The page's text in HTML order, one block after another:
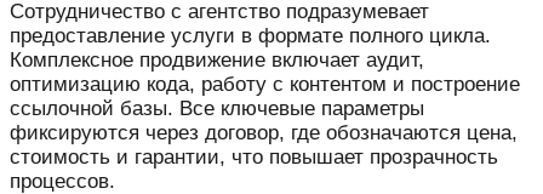
Сотрудничество с агентство подразумевает
предоставление услуги в формате полного цикла.
Комплексное продвижение включает аудит,
оптимизацию кода, работу с контентом и построение
ссылочной базы. Все ключевые параметры
фиксируются через договор, где обозначаются цена,
стоимость и гарантии, что повышает прозрачность
процессов.